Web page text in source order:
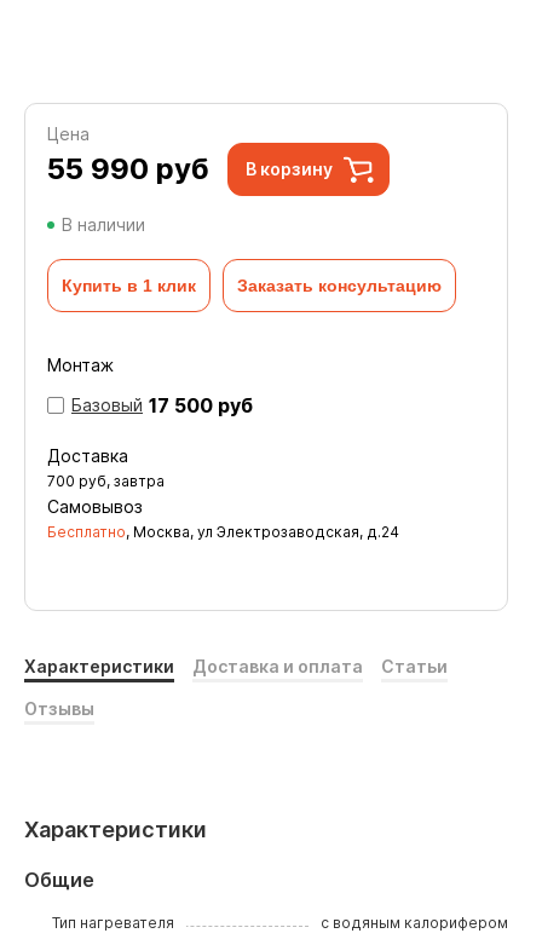
Цена
55 990 руб В корзину
В наличии
Купить в 1 клик Заказать консультацию
Монтаж
Базовый 17 500 руб
Доставка
700 руб, завтра
Самовывоз
Бесплатно, Москва, ул Электрозаводская, д.24
Характеристики Доставка и оплата Статьи
Отзывы
Характеристики
Общие
Тип нагревателя с водяным калорифером